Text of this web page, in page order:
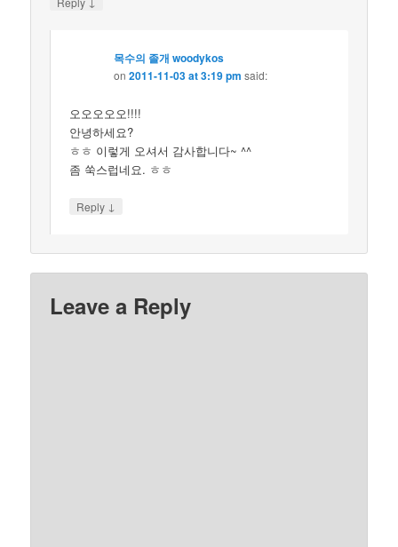
목수의 졸개 woodykos
on2011-11-03 at 3:19 pm said:
오오오오오!!!!
안녕하세요?
ㅎㅎ 이렇게 오셔서 감사합니다~ ^^
좀 쑥스럽네요. ㅎㅎ
Reply ↓
Leave a Reply